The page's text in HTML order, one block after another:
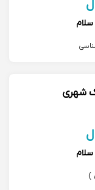
سلام
شهری
سلام
)